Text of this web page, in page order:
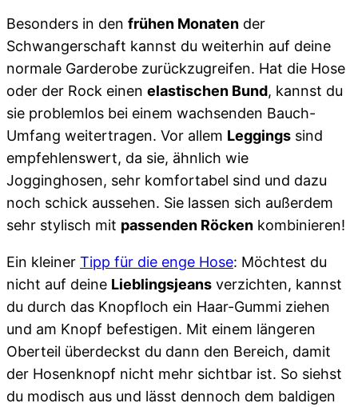
Besonders in den frühen Monaten der
Schwangerschaft kannst du weiterhin auf deine
normale Garderobe zurückzugreifen. Hat die Hose
oder der Rock einen elastischen Bund, kannst du
sie problemlos bei einem wachsenden Bauch-
Umfang weitertragen. Vor allem Leggings sind
empfehlenswert, da sie, ähnlich wie
Jogginghosen, sehr komfortabel sind und dazu
noch schick aussehen. Sie lassen sich außerdem
sehr stylisch mit passenden Röcken kombinieren!
Ein kleiner Tipp für die enge Hose: Möchtest du
nicht auf deine Lieblingsjeans verzichten, kannst
du durch das Knopfloch ein Haar-Gummi ziehen
und am Knopf befestigen. Mit einem längeren
Oberteil überdeckst du dann den Bereich, damit
der Hosenknopf nicht mehr sichtbar ist. So siehst
du modisch aus und lässt dennoch dem baldigen